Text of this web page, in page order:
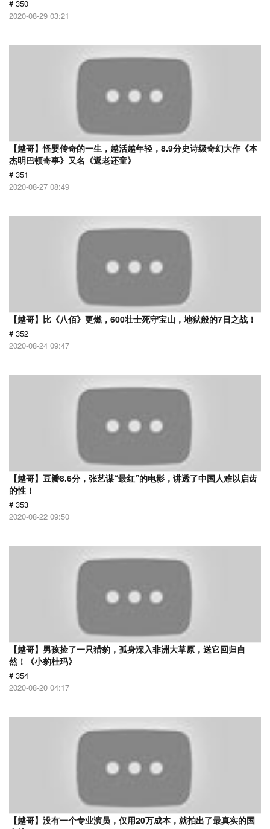
# 350
2020-08-29 03:21
【越哥】怪婴传奇的一生，越活越年轻，8.9分史诗级奇幻大作《本
杰明巴顿奇事》又名《返老还童》
# 351
2020-08-27 08:49
【越哥】比《八佰》更燃，600壮士死守宝山，地狱般的7日之战！
# 352
2020-08-24 09:47
【越哥】豆瓣8.6分，张艺谋“最红”的电影，讲透了中国人难以启齿
的性！
# 353
2020-08-22 09:50
【越哥】男孩捡了一只猎豹，孤身深入非洲大草原，送它回归自
然！《小豹杜玛》
# 354
2020-08-20 04:17
【越哥】没有一个专业演员，仅用20万成本，就拍出了最真实的国